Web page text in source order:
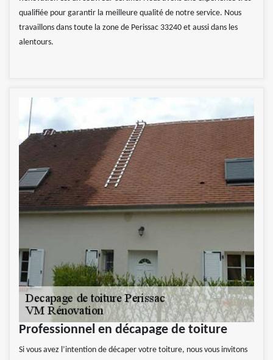
qualifiée pour garantir la meilleure qualité de notre service. Nous
travaillons dans toute la zone de Perissac 33240 et aussi dans les
alentours.
Professionnel en décapage de toiture
Si vous avez l’intention de décaper votre toiture, nous vous invitons